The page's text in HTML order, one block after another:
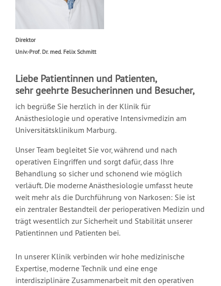
Direktor
Univ.-Prof. Dr. med. Felix Schmitt
Liebe Patientinnen und Patienten,
sehr geehrte Besucherinnen und Besucher,
ich begrüße Sie herzlich in der Klinik für
Anästhesiologie und operative Intensivmedizin am
Universitätsklinikum Marburg.
Unser Team begleitet Sie vor, während und nach
operativen Eingriffen und sorgt dafür, dass Ihre
Behandlung so sicher und schonend wie möglich
verläuft. Die moderne Anästhesiologie umfasst heute
weit mehr als die Durchführung von Narkosen: Sie ist
ein zentraler Bestandteil der perioperativen Medizin und
trägt wesentlich zur Sicherheit und Stabilität unserer
Patientinnen und Patienten bei.
In unserer Klinik verbinden wir hohe medizinische
Expertise, moderne Technik und eine enge
interdisziplinäre Zusammenarbeit mit den operativen